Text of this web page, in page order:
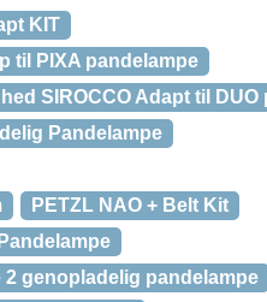
KIT
til PIXA pandelampe
SIROCCO Adapt til DUO
Pandelampe
PETZL NAO + Belt Kit
2 genopladelig pandelampe